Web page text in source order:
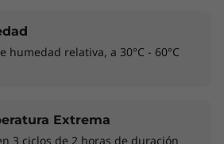
personal
Thinkpad T14 2da Gen (14",
con un acabado
humedad relativa, a 30°C - 60°C
Extrema
3 ciclos de 2 horas de duración